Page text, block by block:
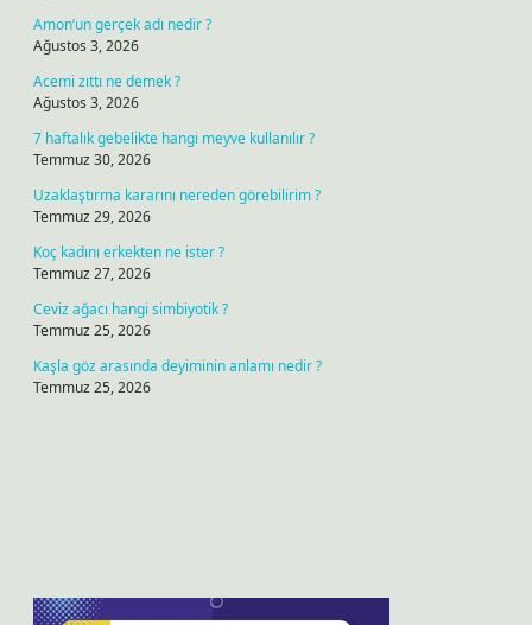
Amon’un gerçek adı nedir ?
Ağustos 3, 2026
Acemi zıttı ne demek ?
Ağustos 3, 2026
7 haftalık gebelikte hangi meyve kullanılır ?
Temmuz 30, 2026
Uzaklaştırma kararını nereden görebilirim ?
Temmuz 29, 2026
Koç kadını erkekten ne ister ?
Temmuz 27, 2026
Ceviz ağacı hangi simbiyotik ?
Temmuz 25, 2026
Kaşla göz arasında deyiminin anlamı nedir ?
Temmuz 25, 2026